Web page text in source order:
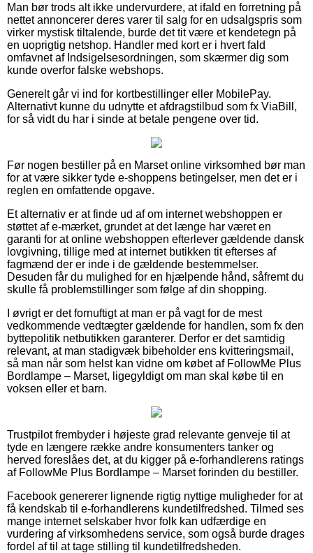
Man bør trods alt ikke undervurdere, at ifald en forretning på
nettet annoncerer deres varer til salg for en udsalgspris som
virker mystisk tiltalende, burde det tit være et kendetegn på
en uoprigtig netshop. Handler med kort er i hvert fald
omfavnet af Indsigelsesordningen, som skærmer dig som
kunde overfor falske webshops.
Generelt går vi ind for kortbestillinger eller MobilePay.
Alternativt kunne du udnytte et afdragstilbud som fx ViaBill,
for så vidt du har i sinde at betale pengene over tid.
Før nogen bestiller på en Marset online virksomhed bør man
for at være sikker tyde e-shoppens betingelser, men det er i
reglen en omfattende opgave.
Et alternativ er at finde ud af om internet webshoppen er
støttet af e-mærket, grundet at det længe har været en
garanti for at online webshoppen efterlever gældende dansk
lovgivning, tillige med at internet butikken tit efterses af
fagmænd der er inde i de gældende bestemmelser.
Desuden får du mulighed for en hjælpende hånd, såfremt du
skulle få problemstillinger som følge af din shopping.
I øvrigt er det fornuftigt at man er på vagt for de mest
vedkommende vedtægter gældende for handlen, som fx den
byttepolitik netbutikken garanterer. Derfor er det samtidig
relevant, at man stadigvæk bibeholder ens kvitteringsmail,
så man når som helst kan vidne om købet af FollowMe Plus
Bordlampe – Marset, ligegyldigt om man skal købe til en
voksen eller et barn.
Trustpilot frembyder i højeste grad relevante genveje til at
tyde en længere række andre konsumenters tanker og
herved foreslåes det, at du kigger på e-forhandlerens ratings
af FollowMe Plus Bordlampe – Marset forinden du bestiller.
Facebook genererer lignende rigtig nyttige muligheder for at
få kendskab til e-forhandlerens kundetilfredshed. Tilmed ses
mange internet selskaber hvor folk kan udfærdige en
vurdering af virksomhedens service, som også burde drages
fordel af til at tage stilling til kundetilfredsheden.